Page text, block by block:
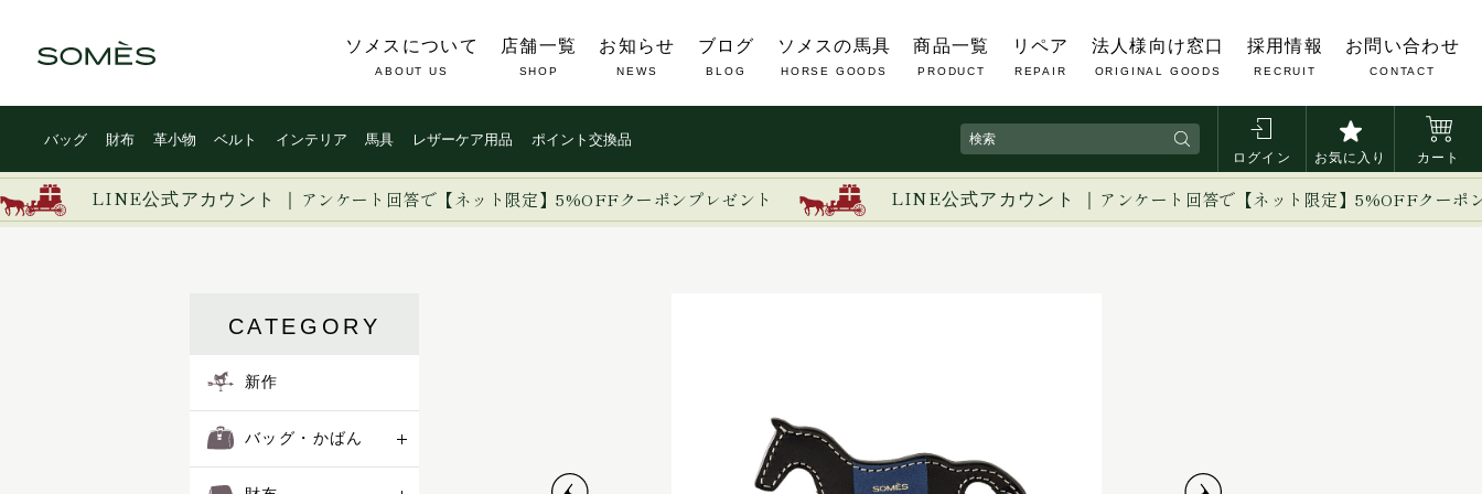
バッグ 財布 革小物 ベルト インテリア 馬具 レザーケア用品 ポイント交換品
ログイン お気に入り カート
ソメスについて
ABOUT US
店舗一覧
SHOP
お知らせ
NEWS
ブログ
BLOG
ソメスの馬具
HORSE GOODS
商品一覧
PRODUCT
リペア
REPAIR
法人様向け窓口
ORIGINAL GOODS
採用情報
RECRUIT
お問い合わせ
CONTACT
LINE公式アカウント ｜ アンケート回答で【ネット限定】5%OFFクーポンプレゼント LINE公式アカウント ｜ アンケート回答で【ネット限定】5%OFFクーポ
CATEGORY
新作
バッグ・かばん